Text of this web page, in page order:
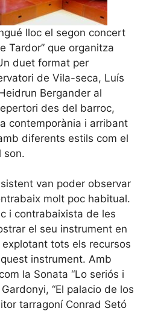
lloc el segon concert
Tardor” que organitza
duet format per
de Vila-seca, Luís
Bergander al
des del barroc,
contemporània i arribant
diferents estils com el
son.
van poder observar
molt poc habitual.
i contrabaixista de les
el seu instrument en
tots els recursos
instrument. Amb
la Sonata “Lo seriós i
“El palacio de los
tarragoní Conrad Setó